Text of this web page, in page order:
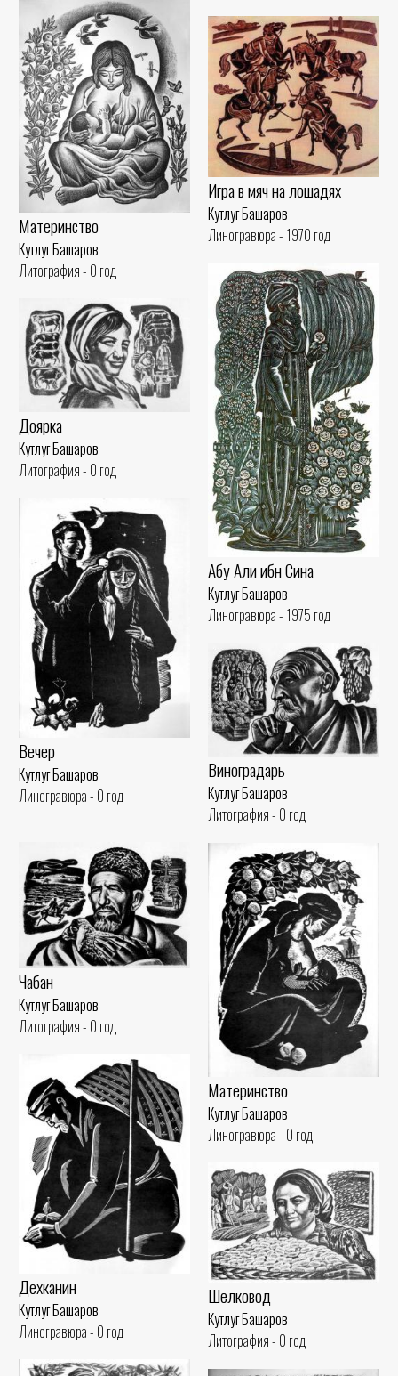
Материнство
Кутлуг Башаров
Литография - 0 год
Игра в мяч на лошадях
Кутлуг Башаров
Линогравюра - 1970 год
Абу Али ибн Сина
Кутлуг Башаров
Линогравюра - 1975 год
Доярка
Кутлуг Башаров
Литография - 0 год
Вечер
Кутлуг Башаров
Линогравюра - 0 год
Виноградарь
Кутлуг Башаров
Литография - 0 год
Чабан
Кутлуг Башаров
Литография - 0 год
Материнство
Кутлуг Башаров
Линогравюра - 0 год
Дехканин
Кутлуг Башаров
Линогравюра - 0 год
Шелковод
Кутлуг Башаров
Литография - 0 год